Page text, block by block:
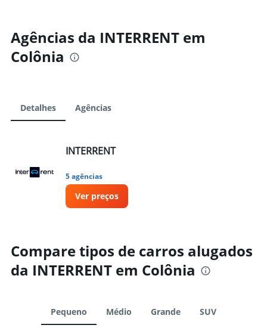
Agências da INTERRENT em
Colônia
Detalhes Agências
INTERRENT
5 agências
Ver preços
Compare tipos de carros alugados
da INTERRENT em Colônia
Pequeno Médio Grande SUV